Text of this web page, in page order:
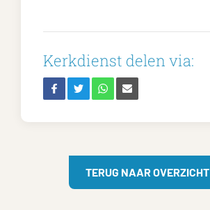
Kerkdienst delen via:
TERUG NAAR OVERZICHT